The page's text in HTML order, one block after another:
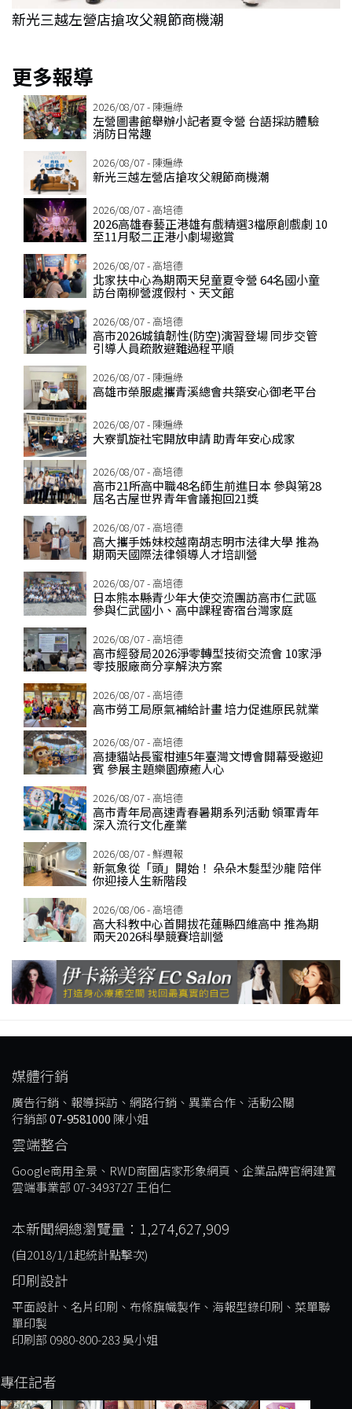
新光三越左營店搶攻父親節商機潮
更多報導
2026/08/07 - 陳遍綠
左營圖書館舉辦小記者夏令營 台語採訪體驗
消防日常趣
2026/08/07 - 陳遍綠
新光三越左營店搶攻父親節商機潮
2026/08/07 - 高培德
2026高雄春藝正港雄有戲精選3檔原創戲劇 10
至11月駁二正港小劇場邀賞
2026/08/07 - 高培德
北家扶中心為期兩天兒童夏令營 64名國小童
訪台南柳營渡假村、天文館
2026/08/07 - 高培德
高市2026城鎮韌性(防空)演習登場 同步交管
引導人員疏散避難過程平順
2026/08/07 - 陳遍綠
高雄市榮服處攜青溪總會共築安心御老平台
2026/08/07 - 陳遍綠
大寮凱旋社宅開放申請 助青年安心成家
2026/08/07 - 高培德
高市21所高中職48名師生前進日本 參與第28
屆名古屋世界青年會議抱回21獎
2026/08/07 - 高培德
高大攜手姊妹校越南胡志明市法律大學 推為
期兩天國際法律領導人才培訓營
2026/08/07 - 高培德
日本熊本縣青少年大使交流團訪高市仁武區
參與仁武國小、高中課程寄宿台灣家庭
2026/08/07 - 高培德
高市經發局2026淨零轉型技術交流會 10家淨
零技服廠商分享解決方案
2026/08/07 - 高培德
高市勞工局原氣補給計畫 培力促進原民就業
2026/08/07 - 高培德
高捷貓站長蜜柑連5年臺灣文博會開幕受邀迎
賓 參展主題樂園療癒人心
2026/08/07 - 高培德
高市青年局高速青春暑期系列活動 領軍青年
深入流行文化產業
2026/08/07 - 鮮週報
新氣象從「頭」開始！ 朵朵木髮型沙龍 陪伴
你迎接人生新階段
2026/08/06 - 高培德
高大科教中心首開拔花蓮縣四維高中 推為期
兩天2026科學競賽培訓營
媒體行銷
廣告行銷、報導採訪、網路行銷、異業合作、活動公關
行銷部07-9581000 陳小姐
雲端整合
Google商用全景、RWD商圈店家形象網頁、企業品牌官網建置
雲端事業部 07-3493727 王伯仁
本新聞網總瀏覽量：1,274,627,909
(自2018/1/1起統計點擊次)
印刷設計
平面設計、名片印刷、布條旗幟製作、海報型錄印刷、菜單聯
單印製
印刷部 0980-800-283 吳小姐
專任記者